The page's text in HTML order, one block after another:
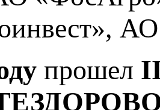
прошел